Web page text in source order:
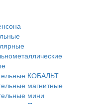
КОБАЛЬТ
магнитные
мини